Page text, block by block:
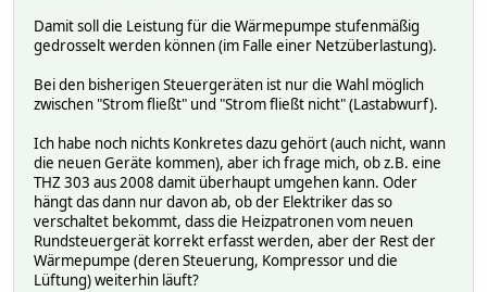
Damit soll die Leistung für die Wärmepumpe stufenmäßig
gedrosselt werden können (im Falle einer Netzüberlastung).
Bei den bisherigen Steuergeräten ist nur die Wahl möglich
zwischen "Strom fließt" und "Strom fließt nicht" (Lastabwurf).
Ich habe noch nichts Konkretes dazu gehört (auch nicht, wann
die neuen Geräte kommen), aber ich frage mich, ob z.B. eine
THZ 303 aus 2008 damit überhaupt umgehen kann. Oder
hängt das dann nur davon ab, ob der Elektriker das so
verschaltet bekommt, dass die Heizpatronen vom neuen
Rundsteuergerät korrekt erfasst werden, aber der Rest der
Wärmepumpe (deren Steuerung, Kompressor und die
Lüftung) weiterhin läuft?